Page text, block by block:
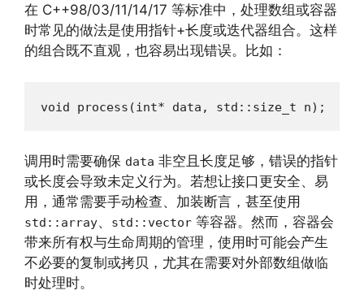
在 C++98/03/11/14/17 等标准中，处理数组或容器
时常见的做法是使用指针+长度或迭代器组合。这样
的组合既不直观，也容易出现错误。比如：
void process(int* data, std::size_t n);
调用时需要确保 data 非空且长度足够，错误的指针
或长度会导致未定义行为。若想让接口更安全、易
用，通常需要手动检查、加装断言，甚至使用
std::array、 std::vector 等容器。然而，容器会
带来所有权与生命周期的管理，使用时可能会产生
不必要的复制或拷贝，尤其在需要对外部数组做临
时处理时。